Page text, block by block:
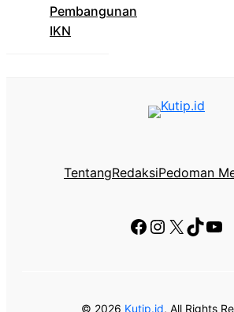
Pembangunan
IKN
TentangRedaksiPedoman
Facebook
Instagram
X TikTok
© 2026 Kutip.id, All Rights